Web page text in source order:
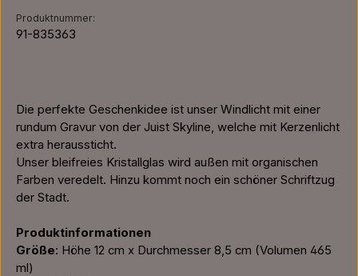
Produktnummer:
91-835363
Die perfekte Geschenkidee ist unser Windlicht mit einer
rundum Gravur von der Juist Skyline, welche mit Kerzenlicht
extra heraussticht.
Unser bleifreies Kristallglas wird außen mit organischen
Farben veredelt. Hinzu kommt noch ein schöner Schriftzug
der Stadt.
Produktinformationen
Größe: Höhe 12 cm x Durchmesser 8,5 cm (Volumen 465
ml)